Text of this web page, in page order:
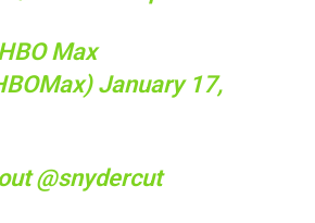
Max
January 17,
@snydercut